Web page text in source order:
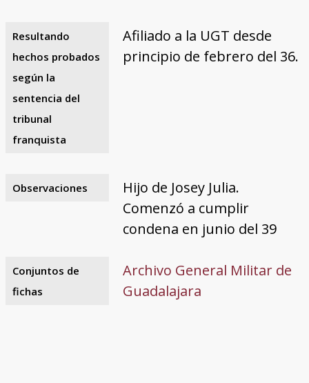
Resultando
hechos probados
según la
sentencia del
tribunal
franquista
Afiliado a la UGT desde
principio de febrero del 36.
Observaciones
Hijo de Josey Julia.
Comenzó a cumplir
condena en junio del 39
Conjuntos de
fichas
Archivo General Militar de
Guadalajara